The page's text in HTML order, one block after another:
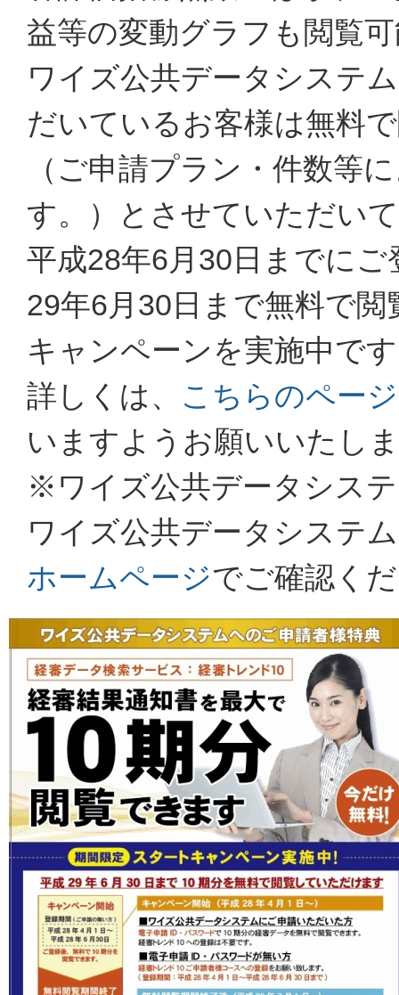
益等の変動グラフも閲覧
ワイズ公共データシステ
だいているお客様は無料
（ご申請プラン・件数等
す。）とさせていただい
平成28年6月30日までに
29年6月30日まで無料で閲
キャンペーンを実施中で
詳しくは、
こちらのページ
いますようお願いいたし
※ワイズ公共データシス
ワイズ公共データシステ
ホームページでご確認く